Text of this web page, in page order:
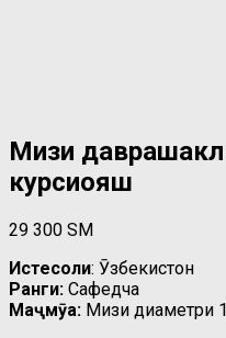
Мизи даврашакл
курсиҳояш
29 300 ЅМ
Истеҳсоли: Ӯзбекистон
Ранги: Cафедча
Маҷмӯа: Мизи диаметри